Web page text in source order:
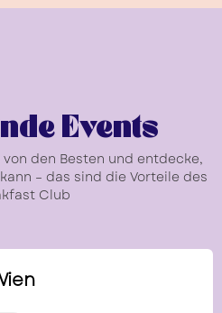
Events
den Besten und entdecke,
– das sind die Vorteile des
Club